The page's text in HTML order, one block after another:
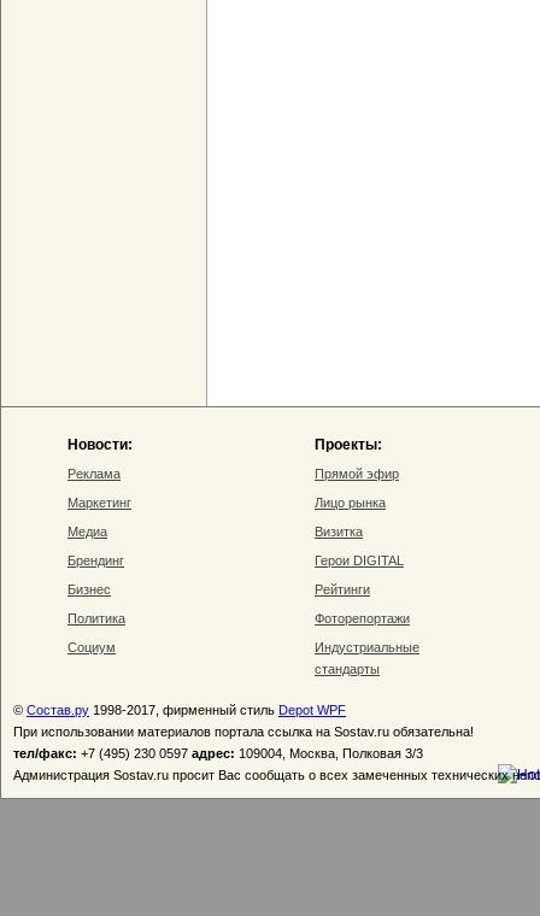
Новости:
Реклама
Маркетинг
Медиа
Брендинг
Бизнес
Политика
Социум
Проекты:
Прямой эфир
Лицо рынка
Визитка
Герои DIGITAL
Рейтинги
Фоторепортажи
Индустриальные
стандарты
© Состав.ру 1998-2017, фирменный стиль Depot WPF
При использовании материалов портала ссылка на Sostav.ru обязательна!
тел/факс: +7 (495) 230 0597 адрес: 109004, Москва, Полковая 3/3
Администрация Sostav.ru просит Вас сообщать о всех замеченных технических